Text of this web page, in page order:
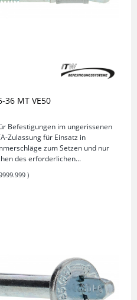
36 MT VE50
Befestigungen im ungerissenen
Zulassung für Einsatz in
zum Setzen und nur
des erforderlichen...
)